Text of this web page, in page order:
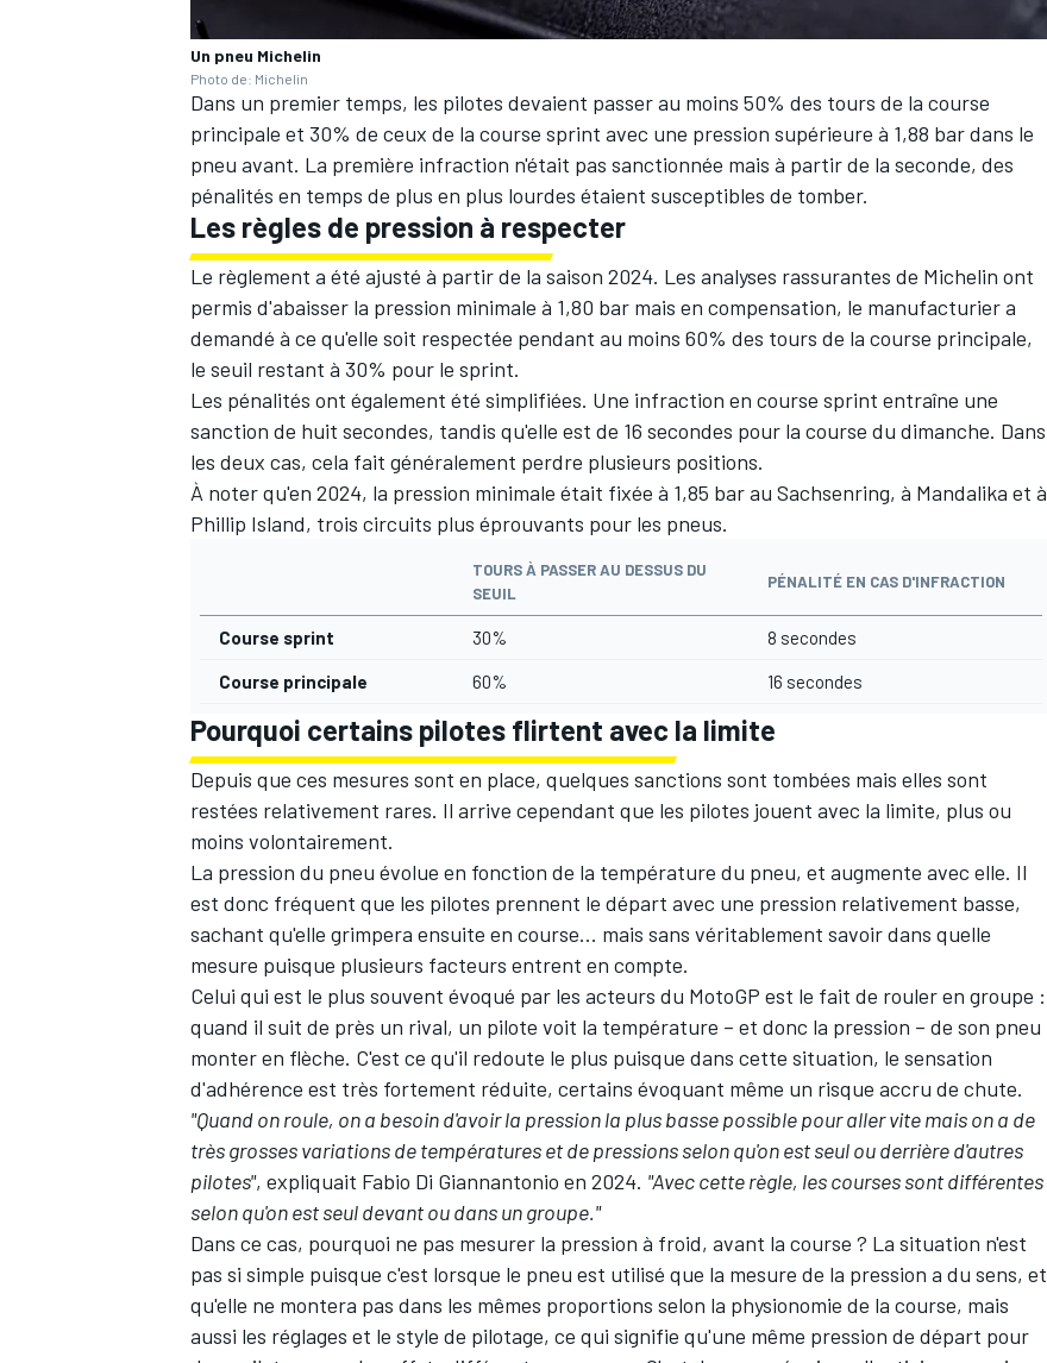
Un pneu Michelin
Photo de: Michelin
Dans un premier temps, les pilotes devaient passer au moins 50% des tours de la course
principale et 30% de ceux de la course sprint avec une pression supérieure à 1,88 bar dans le
pneu avant. La première infraction n'était pas sanctionnée mais à partir de la seconde, des
pénalités en temps de plus en plus lourdes étaient susceptibles de tomber.
Les règles de pression à respecter
Le règlement a été ajusté à partir de la saison 2024. Les analyses rassurantes de Michelin ont
permis d'abaisser la pression minimale à 1,80 bar mais en compensation, le manufacturier a
demandé à ce qu'elle soit respectée pendant au moins 60% des tours de la course principale,
le seuil restant à 30% pour le sprint.
Les pénalités ont également été simplifiées. Une infraction en course sprint entraîne une
sanction de huit secondes, tandis qu'elle est de 16 secondes pour la course du dimanche. Dans
les deux cas, cela fait généralement perdre plusieurs positions.
À noter qu'en 2024, la pression minimale était fixée à 1,85 bar au Sachsenring, à Mandalika et à
Phillip Island, trois circuits plus éprouvants pour les pneus.
TOURS À PASSER AU DESSUS DU
SEUIL
PÉNALITÉ EN CAS D'INFRACTION
Course sprint 30% 8 secondes
Course principale 60% 16 secondes
Pourquoi certains pilotes flirtent avec la limite
Depuis que ces mesures sont en place, quelques sanctions sont tombées mais elles sont
restées relativement rares. Il arrive cependant que les pilotes jouent avec la limite, plus ou
moins volontairement.
La pression du pneu évolue en fonction de la température du pneu, et augmente avec elle. Il
est donc fréquent que les pilotes prennent le départ avec une pression relativement basse,
sachant qu'elle grimpera ensuite en course... mais sans véritablement savoir dans quelle
mesure puisque plusieurs facteurs entrent en compte.
Celui qui est le plus souvent évoqué par les acteurs du MotoGP est le fait de rouler en groupe :
quand il suit de près un rival, un pilote voit la température – et donc la pression – de son pneu
monter en flèche. C'est ce qu'il redoute le plus puisque dans cette situation, le sensation
d'adhérence est très fortement réduite, certains évoquant même un risque accru de chute.
"Quand on roule, on a besoin d'avoir la pression la plus basse possible pour aller vite mais on a de
très grosses variations de températures et de pressions selon qu'on est seul ou derrière d'autres
pilotes", expliquait Fabio Di Giannantonio en 2024. "Avec cette règle, les courses sont différentes
selon qu'on est seul devant ou dans un groupe."
Dans ce cas, pourquoi ne pas mesurer la pression à froid, avant la course ? La situation n'est
pas si simple puisque c'est lorsque le pneu est utilisé que la mesure de la pression a du sens, et
qu'elle ne montera pas dans les mêmes proportions selon la physionomie de la course, mais
aussi les réglages et le style de pilotage, ce qui signifie qu'une même pression de départ pour